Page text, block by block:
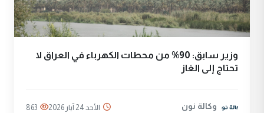
وزير سابق: 90% من محطات الكهرباء في العراق لا
تحتاج إلى الغاز
وكالة نون الأحد 24 آيار 2026 863